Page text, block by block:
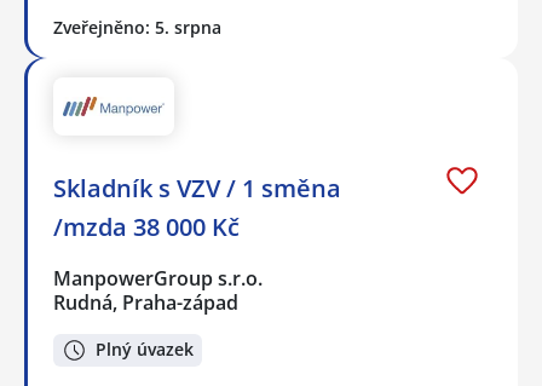
Zveřejněno: 5. srpna
Skladník s VZV / 1 směna
/mzda 38 000 Kč
ManpowerGroup s.r.o.
Rudná, Praha-západ
Plný úvazek